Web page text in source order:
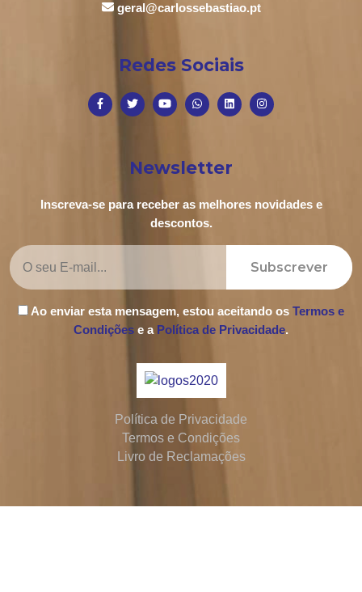
geral@carlossebastiao.pt
Redes Sociais
Newsletter
Inscreva-se para receber as melhores novidades e
descontos.
Subscrever
Ao enviar esta mensagem, estou aceitando os Termos e
Condições e a Política de Privacidade.
Política de Privacidade
Termos e Condições
Livro de Reclamações